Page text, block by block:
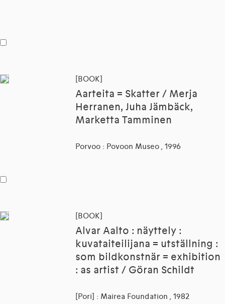
[BOOK]
Aarteita = Skatter / Merja
Herranen, Juha Jämbäck,
Marketta Tamminen
Porvoo : Povoon Museo , 1996
[BOOK]
Alvar Aalto : näyttely :
kuvataiteilijana = utställning :
som bildkonstnär = exhibition
: as artist / Göran Schildt
[Pori] : Mairea Foundation , 1982